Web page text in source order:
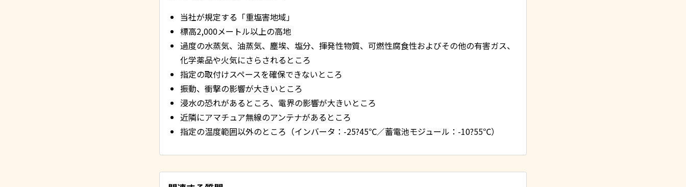
当社が規定する「重塩害地域」
標高2,000メートル以上の高地
過度の水蒸気、油蒸気、塵埃、塩分、揮発性物質、可燃性腐食性およびその他の有害ガス、
化学薬品や火気にさらされるところ
指定の取付けスペースを確保できないところ
振動、衝撃の影響が大きいところ
浸水の恐れがあるところ、電界の影響が大きいところ
近隣にアマチュア無線のアンテナがあるところ
指定の温度範囲以外のところ（インバータ：-25?45℃／蓄電池モジュール：-10?55℃）